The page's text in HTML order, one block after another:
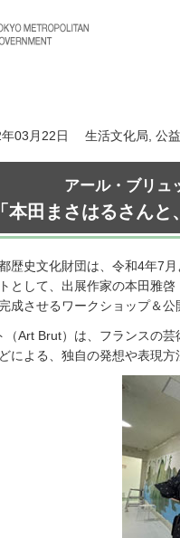
03月22日 生活文化局, 公益
アール・ブリュ
「本田まさはるさん
歴史文化財団は、令和4年7
として、出展作家の本田雅
成させるワークショップ＆公
（Art Brut）は、フランスの
による、独自の発想や表現方